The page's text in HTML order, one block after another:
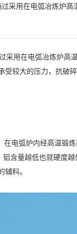
采用在电弧冶炼炉
采用在电弧冶炼炉
较大的压力，抗破
电弧炉内经高温锻
含量越低也就硬度
料。